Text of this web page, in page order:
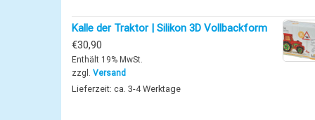
Kalle der Traktor | Silikon 3D Vollbackform
€30,90
Enthält 19% MwSt.
zzgl. Versand
Lieferzeit: ca. 3-4 Werktage